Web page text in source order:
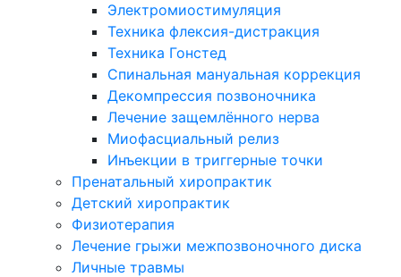
Электромиостимуляция
Техника флексия-дистракция
Техника Гонстед
Спинальная мануальная коррекция
Декомпрессия позвоночника
Лечение защемлённого нерва
Миофасциальный релиз
Инъекции в триггерные точки
Пренатальный хиропрактик
Детский хиропрактик
Физиотерапия
Лечение грыжи межпозвоночного диска
Личные травмы